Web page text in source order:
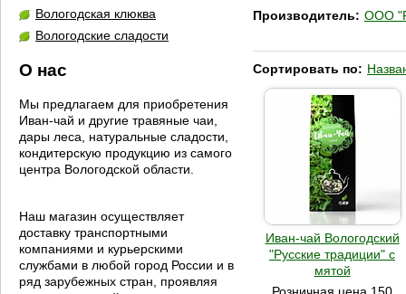
Вологодская клюква
Вологодские сладости
О нас
Мы предлагаем для приобретения
Иван-чай и другие травяные чаи,
дары леса, натуральные сладости,
кондитерскую продукцию из самого
центра Вологодской области.
Наш магазин осуществляет
доставку транспортными
компаниями и курьерскими
службами в любой город России и в
ряд зарубежных стран, проявляя
Производитель: ООО
Сортировать по:
Иван-чай Вологодский
"Русские традиции" с
мятой
Розничная цена 150